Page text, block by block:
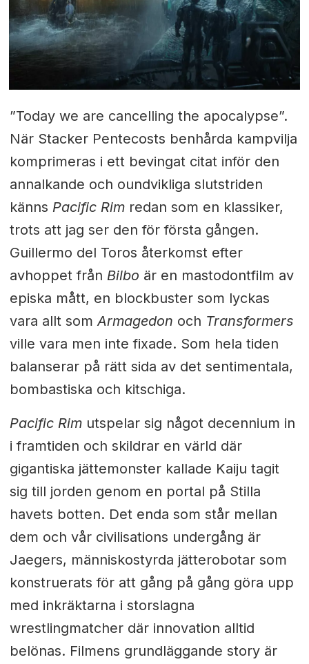
”Today we are cancelling the apocalypse”.
När Stacker Pentecosts benhårda kampvilja
komprimeras i ett bevingat citat inför den
annalkande och oundvikliga slutstriden
känns Pacific Rim redan som en klassiker,
trots att jag ser den för första gången.
Guillermo del Toros återkomst efter
avhoppet från Bilbo är en mastodontfilm av
episka mått, en blockbuster som lyckas
vara allt som Armagedon och Transformers
ville vara men inte fixade. Som hela tiden
balanserar på rätt sida av det sentimentala,
bombastiska och kitschiga.
Pacific Rim utspelar sig något decennium in
i framtiden och skildrar en värld där
gigantiska jättemonster kallade Kaiju tagit
sig till jorden genom en portal på Stilla
havets botten. Det enda som står mellan
dem och vår civilisations undergång är
Jaegers, människostyrda jätterobotar som
konstruerats för att gång på gång göra upp
med inkräktarna i storslagna
wrestlingmatcher där innovation alltid
belönas. Filmens grundläggande story är